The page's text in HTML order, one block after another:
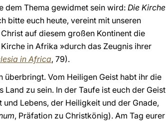
dem Thema gewidmet sein wird: Die Kirche
bitte euch heute, vereint mit unseren
auf diesem großen Kontinent die
in Afrika »durch das Zeugnis ihrer
in Africa, 79).
überbringt. Vom Heiligen Geist habt ihr die
zu sein. In der Taufe ist euch der Geist
Lebens, der Heiligkeit und der Gnade,
, Präfation zu Christkönig). Am Tag eurer